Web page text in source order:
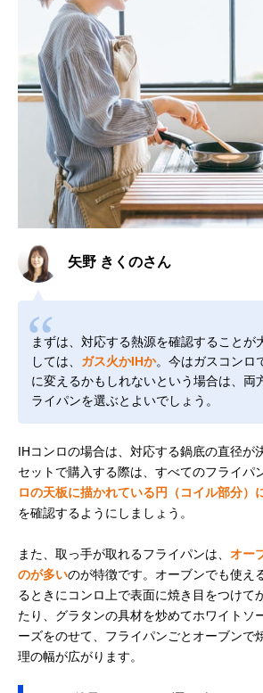
矢野 きくのさん
まずは、対応する熱源を確認することが
しては、 ガス火かIHか。今はガスコンロ
に変えるかもしれないという場合は、両
ライパンを選ぶとよいでしょう。
IHコンロの場合は、対応する鍋底の直径が
セットで購入する際は、すべてのフライパ
ロの天板に描かれている円（コイル部分）
を確認するようにしましょう。
また、取っ手が取れるフライパンは、 オー
のが多いのが特徴です。オーブンでも使え
るときにコンロ上で表面に焼き目をつけて
たり、グラタンの具材を炒めてホワイトソ
ーズをのせて、フライパンごとオーブンで
理の幅が広がります。